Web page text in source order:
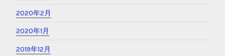
2020年2月
2020年1月
2019年12月